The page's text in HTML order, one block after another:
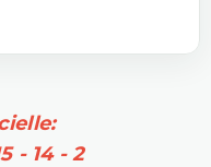
- 14 - 2